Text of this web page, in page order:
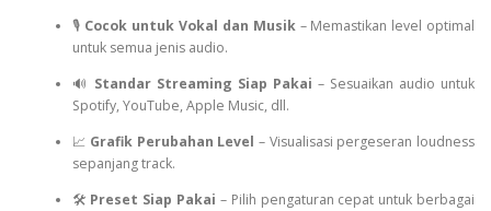
🎙 Cocok untuk Vokal dan Musik– Memastikan level optimal
untuk semua jenis audio.
🔊 Standar Streaming Siap Pakai – Sesuaikan audio untuk
Spotify, YouTube, Apple Music, dll.
📈 Grafik Perubahan Level – Visualisasi pergeseran loudness
sepanjang track.
🛠 Preset Siap Pakai – Pilih pengaturan cepat untuk berbagai